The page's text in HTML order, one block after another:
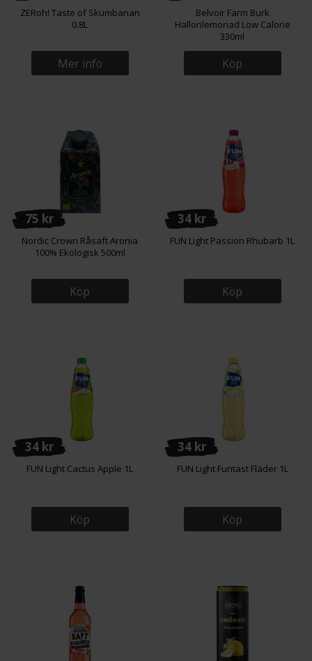
ZERoh! Taste of Skumbanan
0.8L
Mer info
Belvoir Farm Burk
Hallonlemonad Low Calorie
330ml
Köp
75 kr
Nordic Crown Råsaft Aronia
100% Ekologisk 500ml
Köp
34 kr
FUN Light Passion Rhubarb 1L
Köp
34 kr
FUN Light Cactus Apple 1L
Köp
34 kr
FUN Light Funtast Fläder 1L
Köp